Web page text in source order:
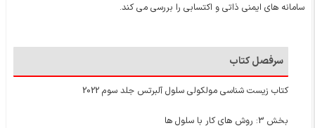
سامانه های ایمنی ذاتی و اکتسابی را بررسی می کند.
سرفصل کتاب
کتاب زیست شناسی مولکولی سلول آلبرتس جلد سوم 2022
بخش 3: روش های کار با سلول ها